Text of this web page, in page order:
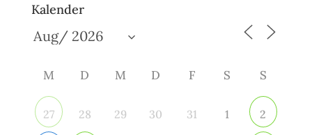
Kalender
M D M D F S S
27 28 29 30 31 1 2